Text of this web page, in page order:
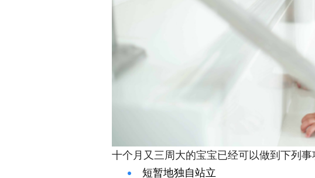
十个月又三周大的宝宝已经可以做到下列事
短暂地独自站立